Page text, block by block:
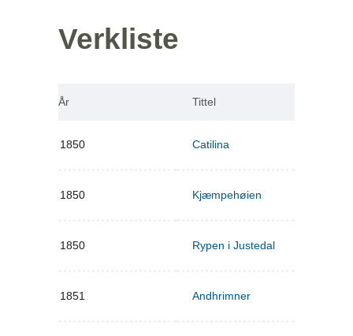
Verkliste
År Tittel
1850 Catilina
1850 Kjæmpehøien
1850 Rypen i Justedal
1851 Andhrimner